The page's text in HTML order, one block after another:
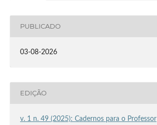
PUBLICADO
03-08-2026
EDIÇÃO
v. 1 n. 49 (2025): Cadernos para o Professor